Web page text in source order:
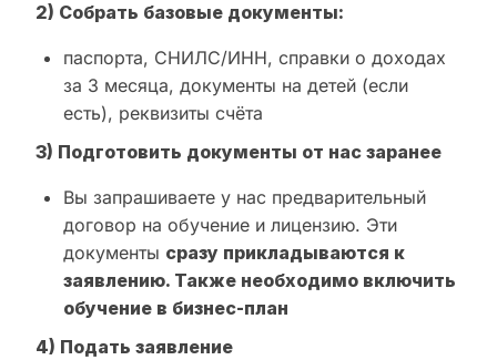
2) Собрать базовые документы:
паспорта, СНИЛС/ИНН, справки о доходах
за 3 месяца, документы на детей (если
есть), реквизиты счёта
3) Подготовить документы от нас заранее
Вы запрашиваете у нас предварительный
договор на обучение и лицензию. Эти
документы сразу прикладываются к
заявлению. Также необходимо включить
обучение в бизнес-план
4) Подать заявление